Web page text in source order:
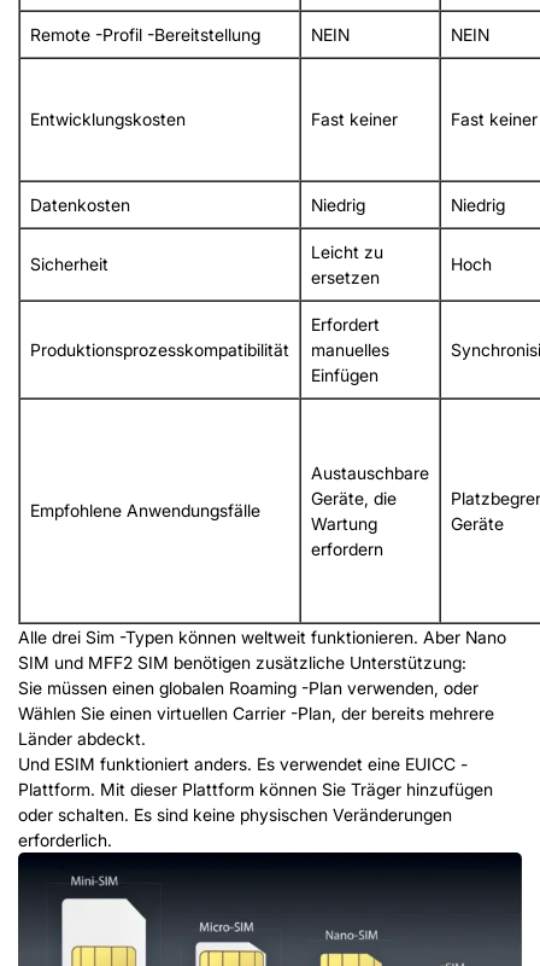
Remote -Profil -Bereitstellung NEIN NEIN
Entwicklungskosten Fast keiner Fast keiner
Datenkosten Niedrig Niedrig
Sicherheit
Leicht zu
ersetzen
Hoch
Produktionsprozesskompatibilität
Erfordert
manuelles
Einfügen
Empfohlene Anwendungsfälle
Austauschbare
Geräte, die
Wartung
erfordern
Geräte
Alle drei Sim -Typen können weltweit funktionieren. Aber Nano
SIM und MFF2 SIM benötigen zusätzliche Unterstützung:
Sie müssen einen globalen Roaming -Plan verwenden, oder
Wählen Sie einen virtuellen Carrier -Plan, der bereits mehrere
Länder abdeckt.
Und ESIM funktioniert anders. Es verwendet eine EUICC -
Plattform. Mit dieser Plattform können Sie Träger hinzufügen
oder schalten. Es sind keine physischen Veränderungen
erforderlich.